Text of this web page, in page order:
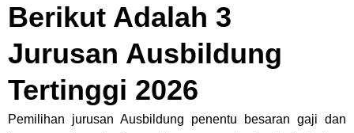
Berikut Adalah 3
Jurusan Ausbildung
Tertinggi 2026
Pemilihan jurusan Ausbildung penentu besaran gaji dan